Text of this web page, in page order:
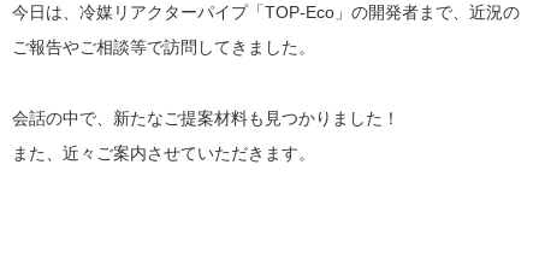
今日は、冷媒リアクターパイプ「TOP-Eco」の開発者まで、近況の
ご報告やご相談等で訪問してきました。
会話の中で、新たなご提案材料も見つかりました！
また、近々ご案内させていただきます。